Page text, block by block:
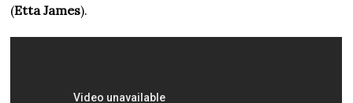
(Etta James).